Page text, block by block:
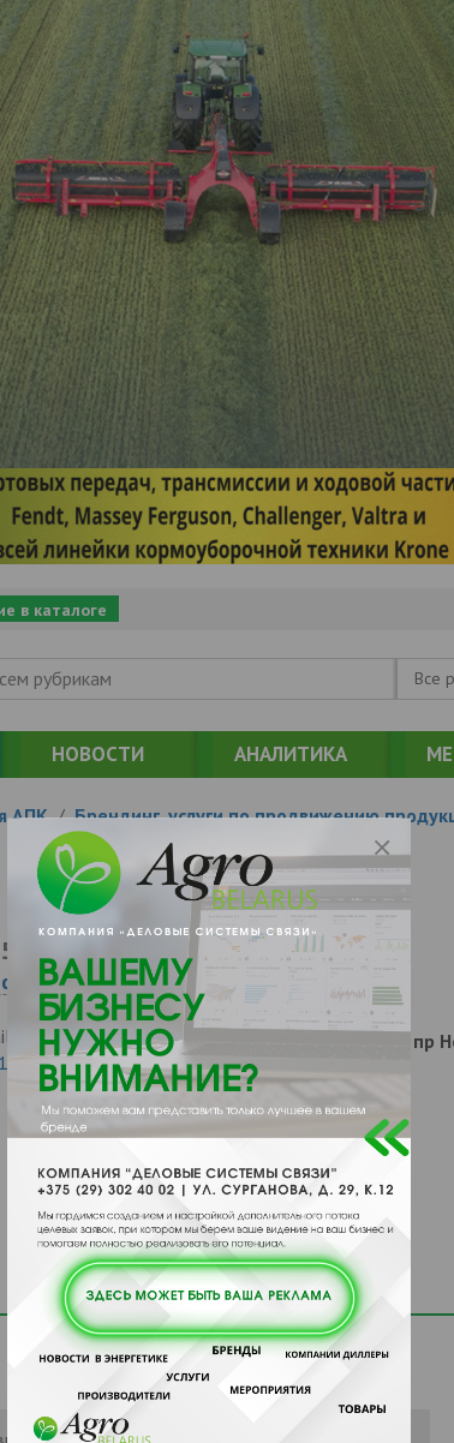
в каталоге
Все
НОВОСТИ АНАЛИТИКА
АПК / Брендинг, услуги по продвижению
Показать
a:2:{s:5:"VALUE";a:0:
220043, , , , Минск,